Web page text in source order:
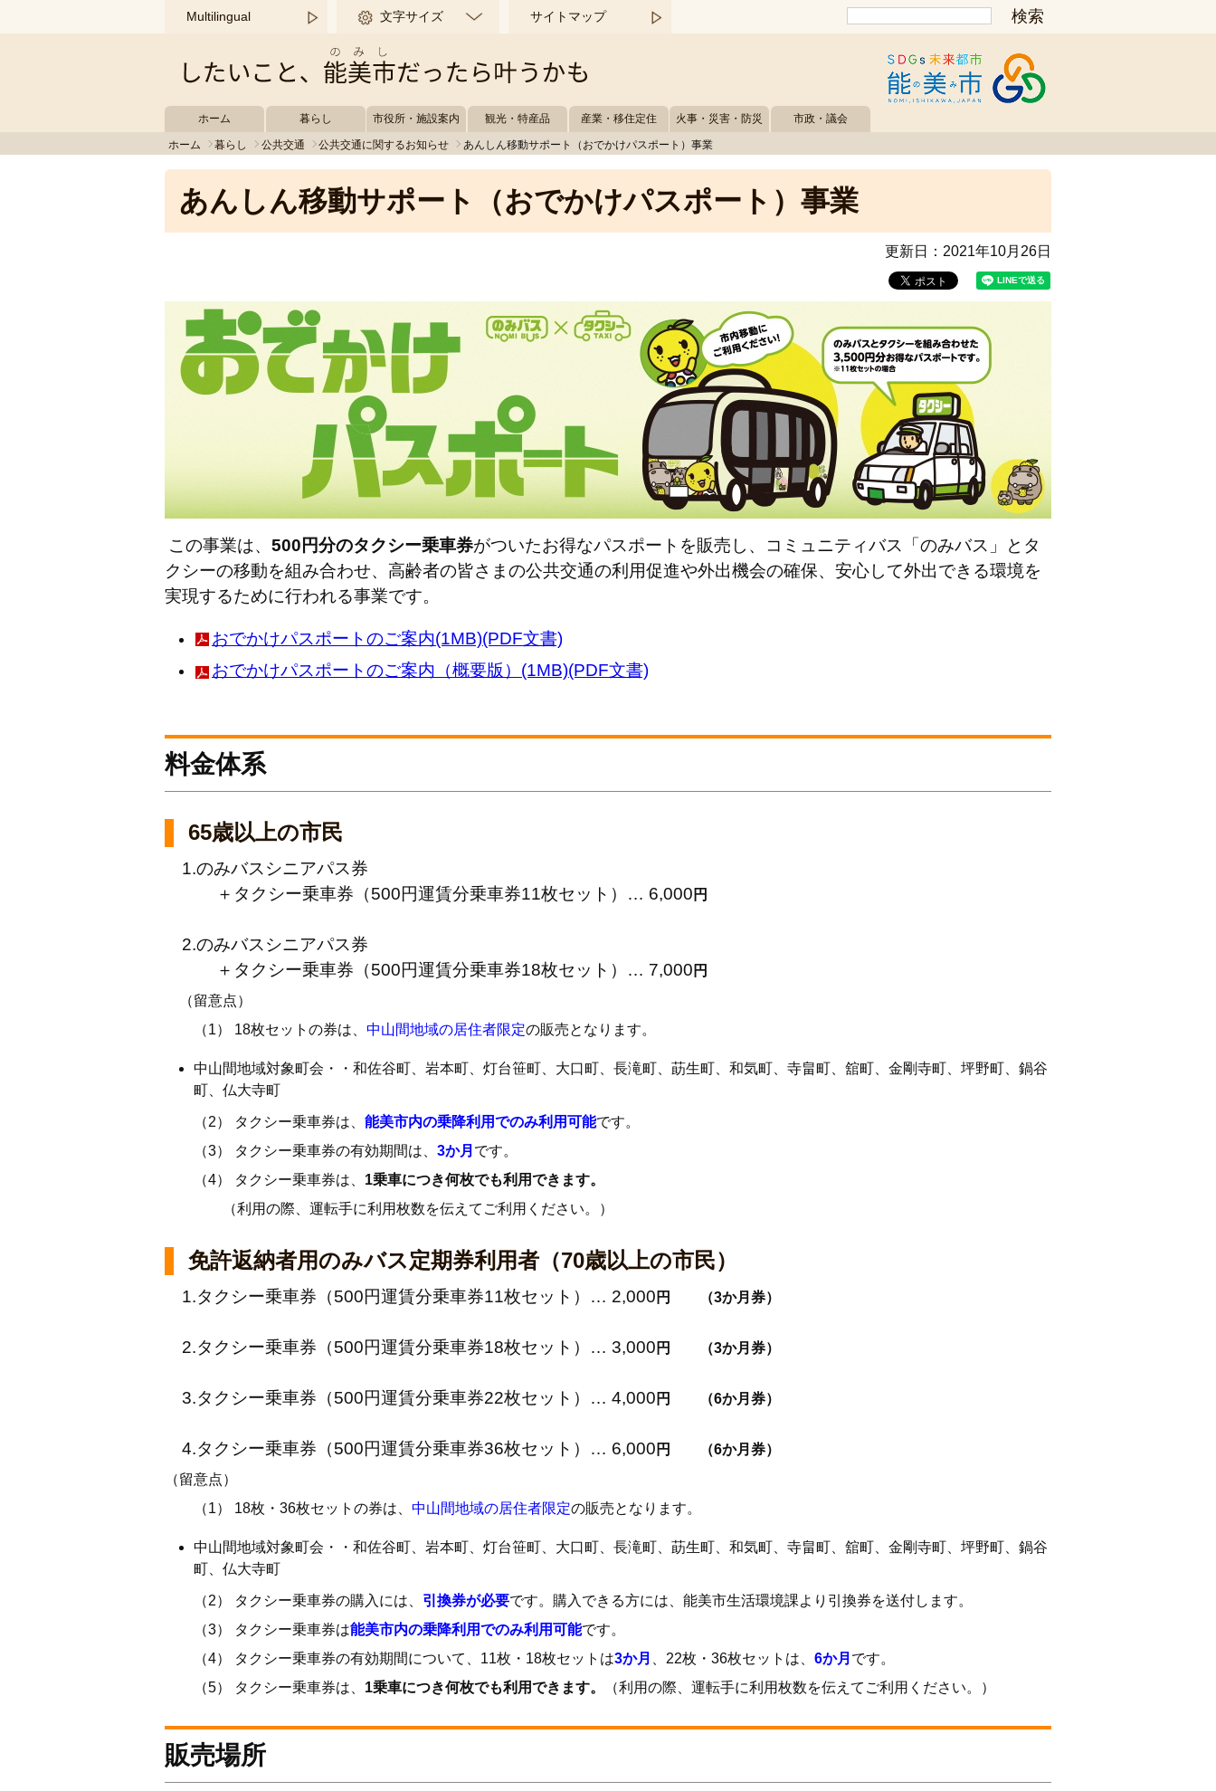
このページの本文へ移動するMultilingual 文字サイズ サイトマップ
ホーム 暮らし 市役所・施設案内 観光・特産品 産業・移住定住 火事・災害・防災 市政・議会
ホーム 暮らし 公共交通 公共交通に関するお知らせ あんしん移動サポート（おでかけパスポート）事業
あんしん移動サポート（おでかけパスポート）事業
更新日： 2021年10月26日
この事業は、 500円分のタクシー乗車券がついたお得なパスポートを販売し、
コミュニティバス「のみバス」とタ
クシーの移動を組み合わせ、 高齢者の皆さまの公共交通の利用促進や外出機会の確保、安心して外出できる環境を
実現するために行われる事業です。
おでかけパスポートのご案内(1MB)(PDF文書)
おでかけパスポートのご案内（概要版）(1MB)(PDF文書)
料金体系
65歳以上の市民
1.のみバスシニアパス券
＋タクシー乗車券（500円運賃分乗車券11枚セット）… 6,000 円
2.のみバスシニアパス券
＋タクシー乗車券（500円運賃分乗車券18枚セット）… 7,000 円
（留意点）
（1） 18枚セットの券は、 中山間地域の居住者限定の販売となります。
中山間地域対象町会・・和佐谷町、岩本町、灯台笹町、大口町、長滝町、莇生町、和気町、寺畠町、舘町、金剛寺町、坪野町、鍋谷
町、仏大寺町
（2） タクシー乗車券は、 能美市内の乗降利用でのみ利用可能です。
（3） タクシー乗車券の有効期間は、 3か月 です。
（4） タクシー乗車券は、 1乗車につき何枚でも利用できます。
（利用の際、運転手に利用枚数を伝えてご利用ください。）
免許返納者用のみバス定期券利用者（70歳以上の市民）
1.タクシー乗車券（500円運賃分乗車券11枚セット）… 2,000 円 （3か月券）
2.タクシー乗車券（500円運賃分乗車券18枚セット）… 3,000 円 （3か月券）
3.タクシー乗車券（500円運賃分乗車券22枚セット）… 4,000 円 （6か月券）
4.タクシー乗車券（500円運賃分乗車券36枚セット）… 6,000 円
（6か月券）
（留意点）
（1） 18枚・36枚セットの券は、 中山間地域の居住者限定の販売となります。
中山間地域対象町会・・和佐谷町、岩本町、灯台笹町、大口町、長滝町、莇生町、和気町、寺畠町、舘町、金剛寺町、坪野町、鍋谷
町、仏大寺町
（2） タクシー乗車券の購入には、 引換券が必要です。購入できる方には、能美市生活環境課より引換券を送付します。
（3） タクシー乗車券は能美市内の乗降利用でのみ利用可能です。
（4） タクシー乗車券の有効期間について、11枚・18枚セットは3か月 、22枚・36枚セットは、 6か月 です。
（5） タクシー乗車券は、 1乗車につき何枚でも利用できます。 （利用の際、運転手に利用枚数を伝えてご利用ください。）
販売場所